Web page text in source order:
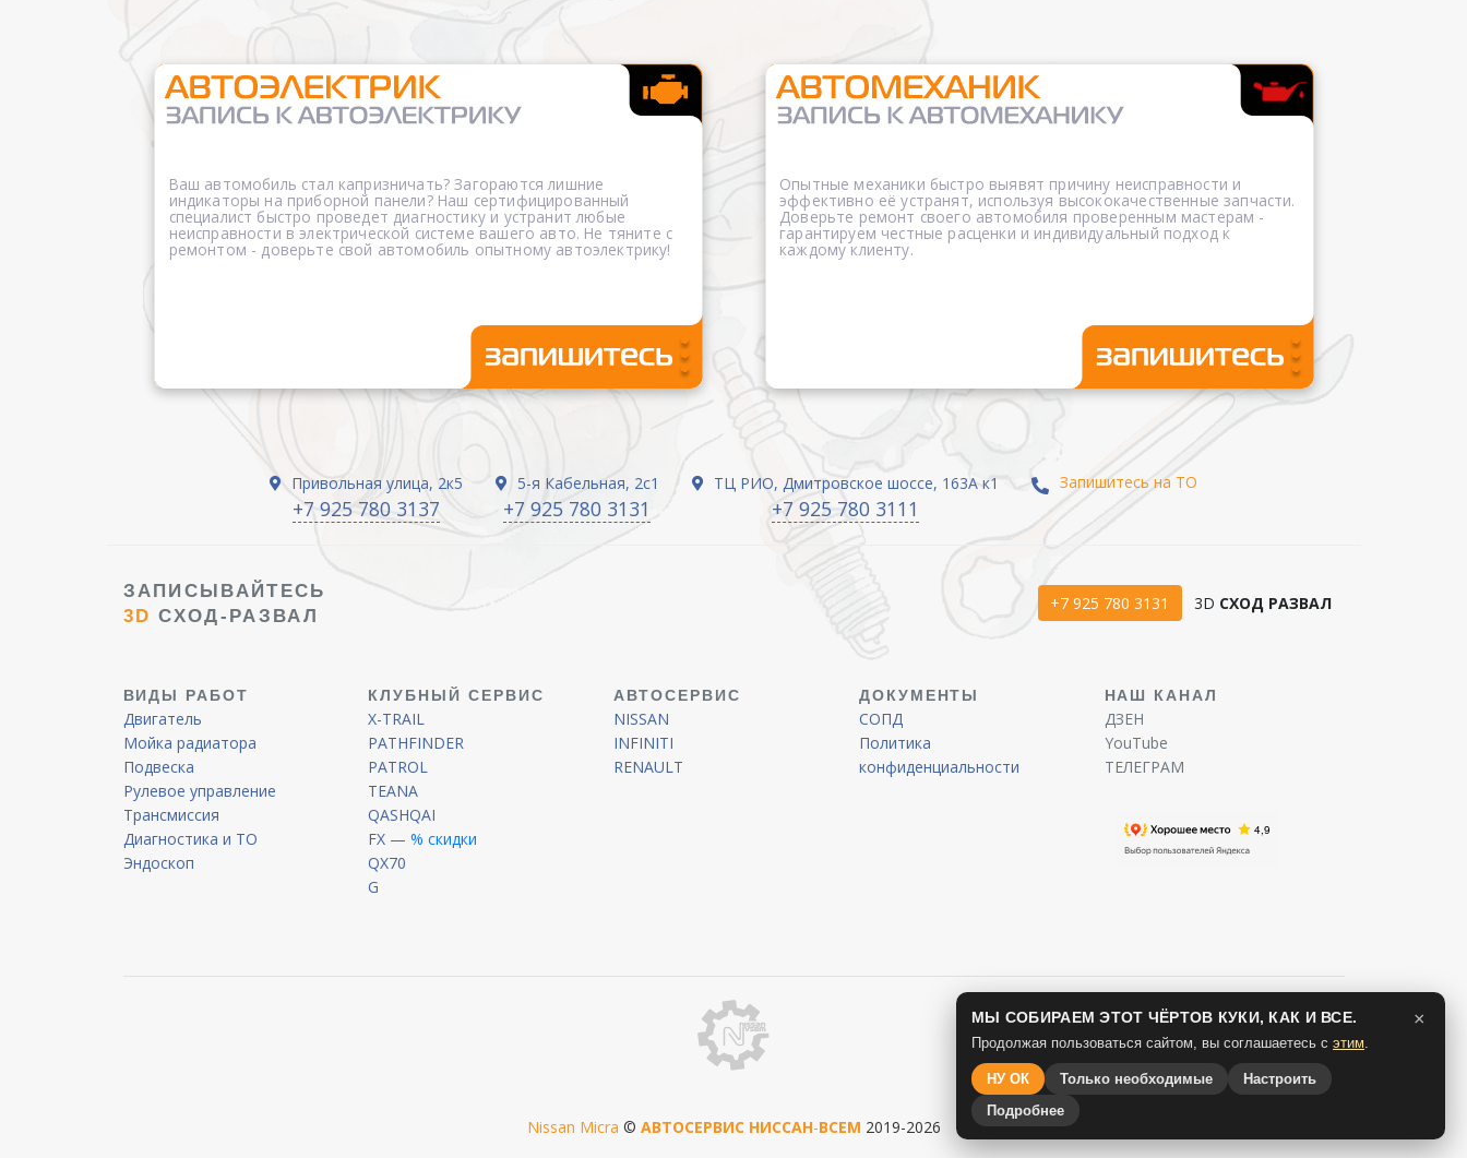
Ваш автомобиль стал капризничать? Загораются лишние
индикаторы на приборной панели? Наш сертифицированный
специалист быстро проведет диагностику и устранит любые
неисправности в электрической системе вашего авто. Не тяните с
ремонтом - доверьте свой автомобиль опытному автоэлектрику!
Опытные механики быстро выявят причину неисправности и
эффективно её устранят, используя высококачественные запчасти.
Доверьте ремонт своего автомобиля проверенным мастерам -
гарантируем честные расценки и индивидуальный подход к
каждому клиенту.
Привольная улица, 2к5
+7 925 780 3137
5-я Кабельная, 2с1
+7 925 780 3131
ТЦ РИО, Дмитровское шоссе, 163А к1
+7 925 780 3111
Запишитесь на ТО
ЗАПИСЫВАЙТЕСЬ
3D СХОД-РАЗВАЛ
+7 925 780 3131 3D СХОД РАЗВАЛ
ВИДЫ РАБОТ
Двигатель
Мойка радиатора
Подвеска
Рулевое управление
Трансмиссия
Диагностика и ТО
Эндоскоп
КЛУБНЫЙ СЕРВИС
X-TRAIL
PATHFINDER
PATROL
TEANA
QASHQAI
FX — % скидки
QX70
G
АВТОСЕРВИС
NISSAN
INFINITI
RENAULT
ДОКУМЕНТЫ
СОПД
Политика
конфиденциальности
НАШ КАНАЛ
ДЗЕН
YouTube
ТЕЛЕГРАМ
Nissan Micra © АВТОСЕРВИС НИССАН-ВСЕМ 2019-2026
МЫ СОБИРАЕМ ЭТОТ ЧЁРТОВ КУКИ, КАК И ВСЕ.
Продолжая пользоваться сайтом, вы соглашаетесь сэтим.
НУ ОК Только необходимые
Настроить
Подробнее
×